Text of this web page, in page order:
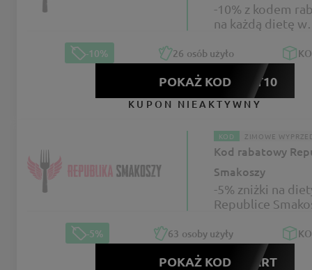
-10% z kodem
na każdą dietę w
-10% 26 osób użyło
POKAŻ KOD FAKT10
KUPON NIEAKTYWNY
KOD ZIMOWE
Kod rabatowy
Smakoszy
-5% zniżki na
Republice
-5% 63 osoby użyły
POKAŻ KODNASTART